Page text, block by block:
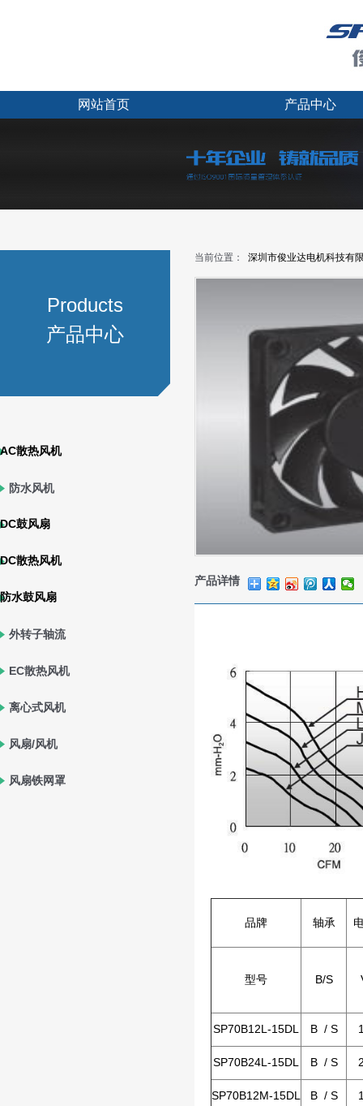
网站首页 产品中心
Products
产品中心
AC散热风机
防水风机
DC鼓风扇
DC散热风机
防水鼓风扇
外转子轴流
风机
EC散热风机
离心式风机
风扇/风机
风扇铁网罩
当前位置： 深圳市俊业达电机科技有
产品详情
品牌 轴承
型号 B/S
SP70B12L-15DL B / S
SP70B24L-15DL B / S
SP70B12M-15DL B / S